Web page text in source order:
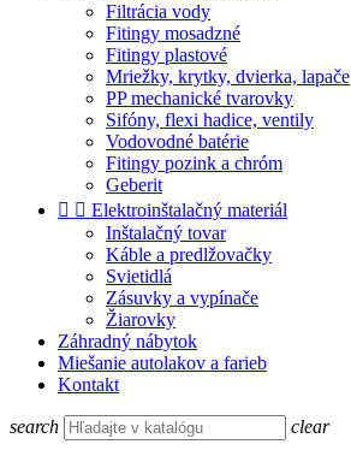
Filtrácia vody
Fitingy mosadzné
Fitingy plastové
Mriežky, krytky, dvierka, lapače
PP mechanické tvarovky
Sifóny, flexi hadice, ventily
Vodovodné batérie
Fitingy pozink a chróm
Geberit
  Elektroinštalačný materiál
Inštalačný tovar
Káble a predlžovačky
Svietidlá
Zásuvky a vypínače
Žiarovky
Záhradný nábytok
Miešanie autolakov a farieb
Kontakt
search clear